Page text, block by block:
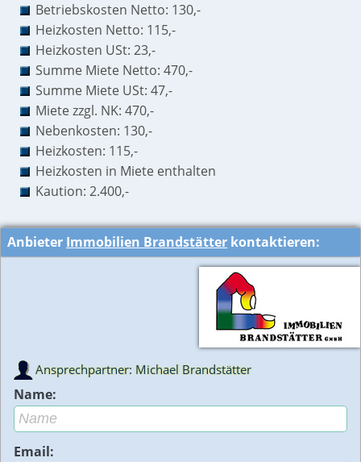
Betriebskosten Netto: 130,-
Heizkosten Netto: 115,-
Heizkosten USt: 23,-
Summe Miete Netto: 470,-
Summe Miete USt: 47,-
Miete zzgl. NK: 470,-
Nebenkosten: 130,-
Heizkosten: 115,-
Heizkosten in Miete enthalten
Kaution: 2.400,-
Anbieter Immobilien Brandstätter kontaktieren:
Ansprechpartner: Michael Brandstätter
Name:
Email: